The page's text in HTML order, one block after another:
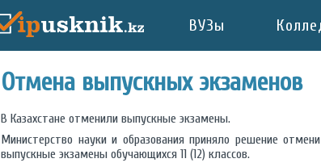
ВУЗы
Отмена выпускных экзаменов
В Казахстане отменили выпускные экзамены.
Министерство науки и образования приняло решение
выпускные экзамены обучающихся 11 (12) классов.